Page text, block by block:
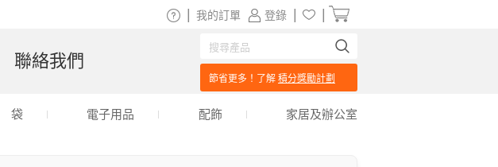
登錄
我的訂單
聯絡我們
節省更多！了解 積分獎勵計劃
袋 電子用品 配飾 家居及辦公室